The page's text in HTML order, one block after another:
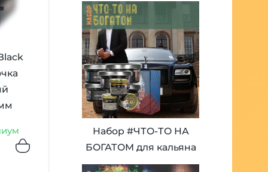
Набор #ЧТО-ТО НА
БОГАТОМ для кальяна